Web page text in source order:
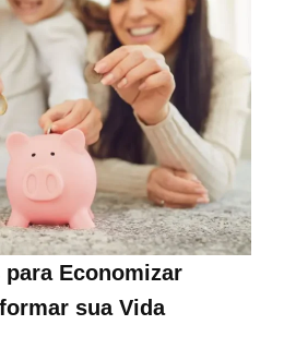
Economizar
sua Vida